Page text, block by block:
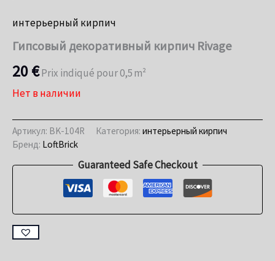
интерьерный кирпич
Гипсовый декоративный кирпич Rivage
20€Prix indiqué pour 0,5 m²
Нет в наличии
Артикул: BK-104R Категория: интерьерный кирпич
Бренд: LoftBrick
Guaranteed Safe Checkout